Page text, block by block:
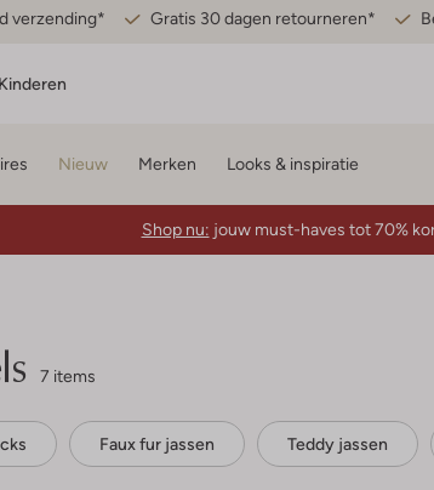
verzending* Gratis 30 dagen retourneren*
Kinderen
Nieuw Merken Looks & inspiratie
Shop nu: jouw must-haves tot 70%
7 items
Faux fur jassen Teddy jassen